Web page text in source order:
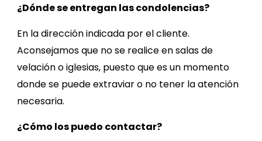
¿Dónde se entregan lascondolencias?
En la dirección indicada por el cliente.
Aconsejamos que no se realice en salas de
velación o iglesias, puesto que es un momento
donde se puede extraviar o no tener la atención
necesaria.
¿Cómo los puedo contactar?